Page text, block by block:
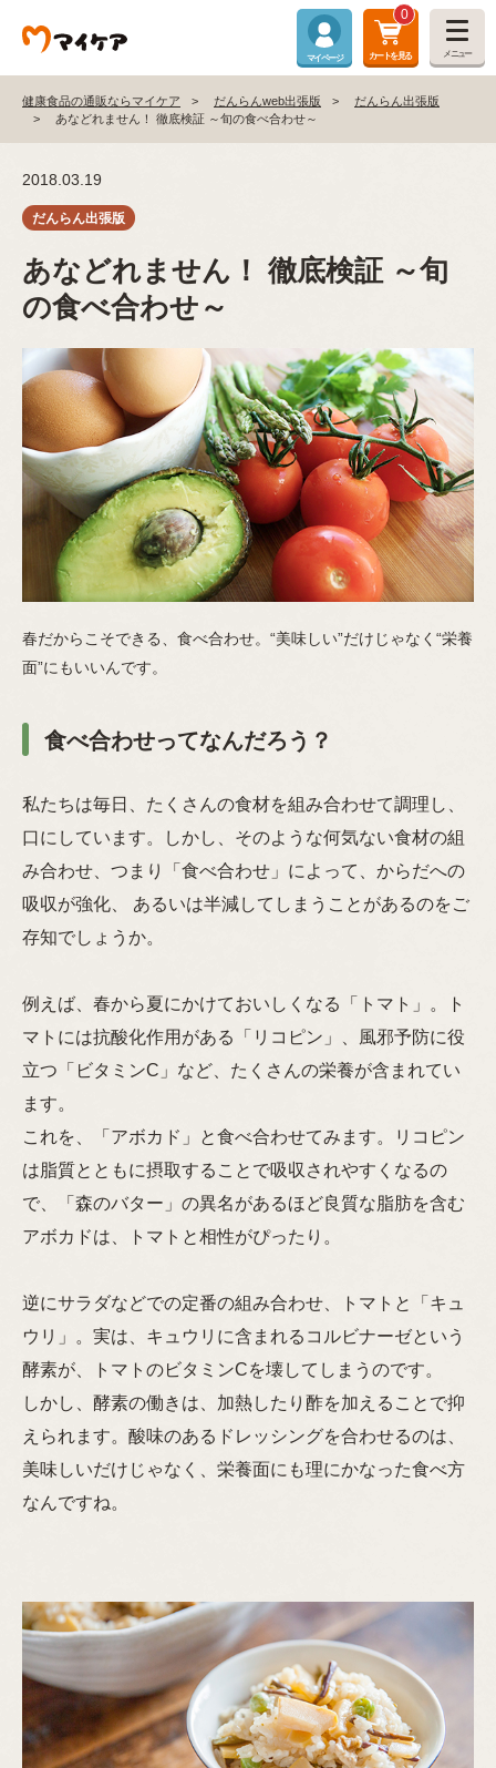
マイページ
0
カートを見る メニュー
健康食品の通販ならマイケア だんらんweb出張版
だんらん出張版
あなどれません！ 徹底検証 ～旬の食べ合わせ～
2018.03.19
あなどれません！ 徹底検証 ～旬
の食べ合わせ～
春だからこそできる、食べ合わせ。“美味しい”だけじゃなく“栄養
面”にもいいんです。
食べ合わせってなんだろう？
私たちは毎日、たくさんの食材を組み合わせて調理し、
口にしています。しかし、そのような何気ない食材の組
み合わせ、つまり「食べ合わせ」によって、からだへの
吸収が強化、 あるいは半減してしまうことがあるのをご
存知でしょうか。
例えば、春から夏にかけておいしくなる「トマト」。ト
マトには抗酸化作用がある「リコピン」、風邪予防に役
立つ「ビタミンC」など、たくさんの栄養が含まれてい
ます。
これを、「アボカド」と食べ合わせてみます。リコピン
は脂質とともに摂取することで吸収されやすくなるの
で、「森のバター」の異名があるほど良質な脂肪を含む
アボカドは、トマトと相性がぴったり。
逆にサラダなどでの定番の組み合わせ、トマトと「キュ
ウリ」。実は、キュウリに含まれるコルビナーゼという
酵素が、トマトのビタミンCを壊してしまうのです。
しかし、酵素の働きは、加熱したり酢を加えることで抑
えられます。酸味のあるドレッシングを合わせるのは、
美味しいだけじゃなく、栄養面にも理にかなった食べ方
なんですね。